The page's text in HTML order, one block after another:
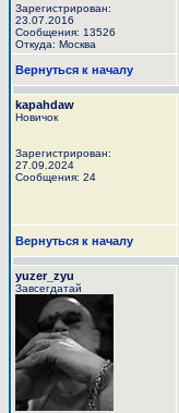
Зарегистрирован:
23.07.2016
Сообщения: 13526
Откуда: Москва
Вернуться к началу
kapahdaw
Новичок
Зарегистрирован:
27.09.2024
Сообщения: 24
Вернуться к началу
yuzer_zyu
Завсегдатай